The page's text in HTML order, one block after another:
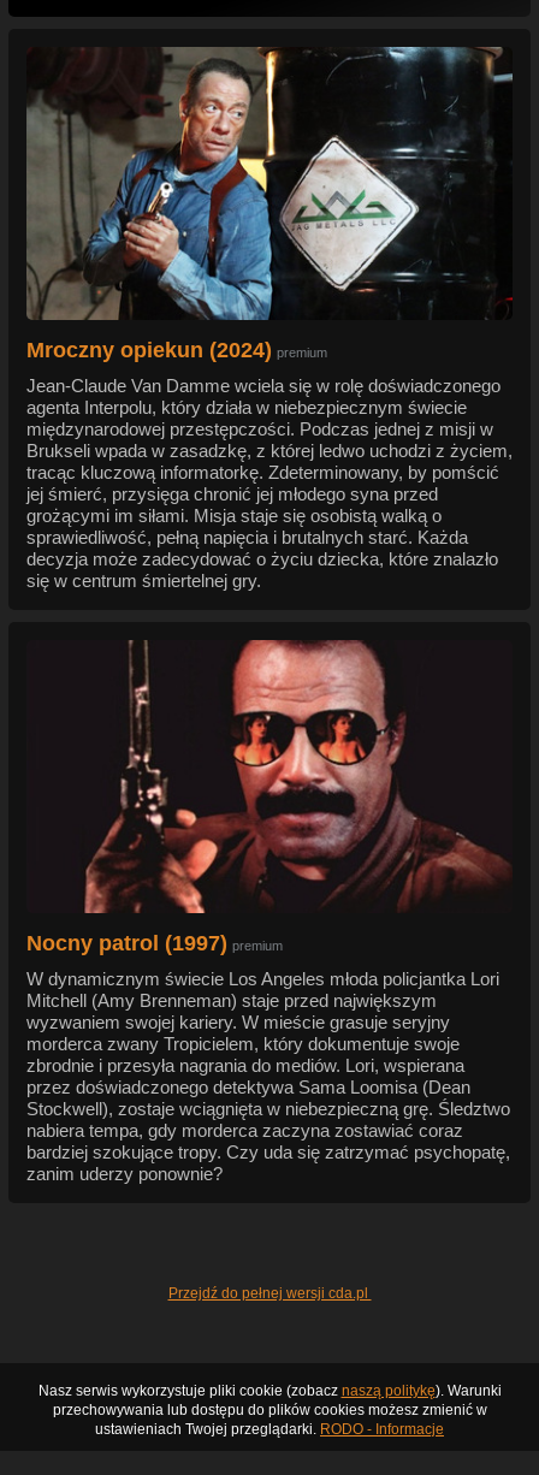
Mroczny opiekun (2024) premium
Jean-Claude Van Damme wciela się w rolę doświadczonego
agenta Interpolu, który działa w niebezpiecznym świecie
międzynarodowej przestępczości. Podczas jednej z misji w
Brukseli wpada w zasadzkę, z której ledwo uchodzi z życiem,
tracąc kluczową informatorkę. Zdeterminowany, by pomścić
jej śmierć, przysięga chronić jej młodego syna przed
grożącymi im siłami. Misja staje się osobistą walką o
sprawiedliwość, pełną napięcia i brutalnych starć. Każda
decyzja może zadecydować o życiu dziecka, które znalazło
się w centrum śmiertelnej gry.
Nocny patrol (1997) premium
W dynamicznym świecie Los Angeles młoda policjantka Lori
Mitchell (Amy Brenneman) staje przed największym
wyzwaniem swojej kariery. W mieście grasuje seryjny
morderca zwany Tropicielem, który dokumentuje swoje
zbrodnie i przesyła nagrania do mediów. Lori, wspierana
przez doświadczonego detektywa Sama Loomisa (Dean
Stockwell), zostaje wciągnięta w niebezpieczną grę. Śledztwo
nabiera tempa, gdy morderca zaczyna zostawiać coraz
bardziej szokujące tropy. Czy uda się zatrzymać psychopatę,
zanim uderzy ponownie?
Przejdź do pełnej wersji cda.pl
Nasz serwis wykorzystuje pliki cookie (zobacz naszą politykę). Warunki
przechowywania lub dostępu do plików cookies możesz zmienić w
ustawieniach Twojej przeglądarki. RODO - Informacje